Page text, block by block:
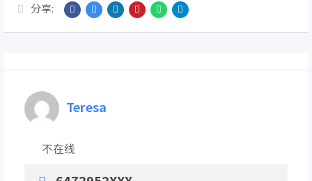
分享:
Teresa
不在线